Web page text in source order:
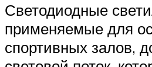
Светодиодные
применяемые для
спортивных залов,